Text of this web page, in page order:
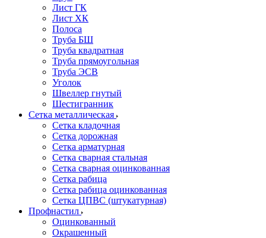
Лист ГК
Лист ХК
Полоса
Труба БШ
Труба квадратная
Труба прямоугольная
Труба ЭСВ
Уголок
Швеллер гнутый
Шестигранник
Сетка металлическая
Сетка кладочная
Сетка дорожная
Сетка арматурная
Сетка сварная стальная
Сетка сварная оцинкованная
Сетка рабица
Сетка рабица оцинкованная
Сетка ЦПВС (штукатурная)
Профнастил
Оцинкованный
Окрашенный